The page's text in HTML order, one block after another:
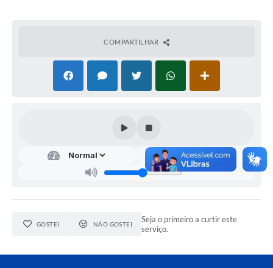
COMPARTILHAR
GOSTEI NÃO GOSTEI
Seja o primeiro a curtir este
serviço.